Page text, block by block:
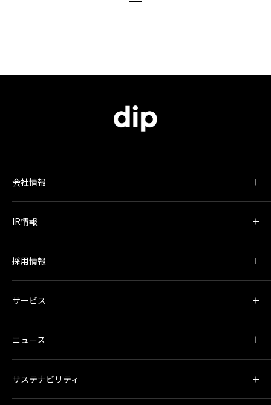
会社情報
IR情報
採用情報
サービス
ニュース
サステナビリティ